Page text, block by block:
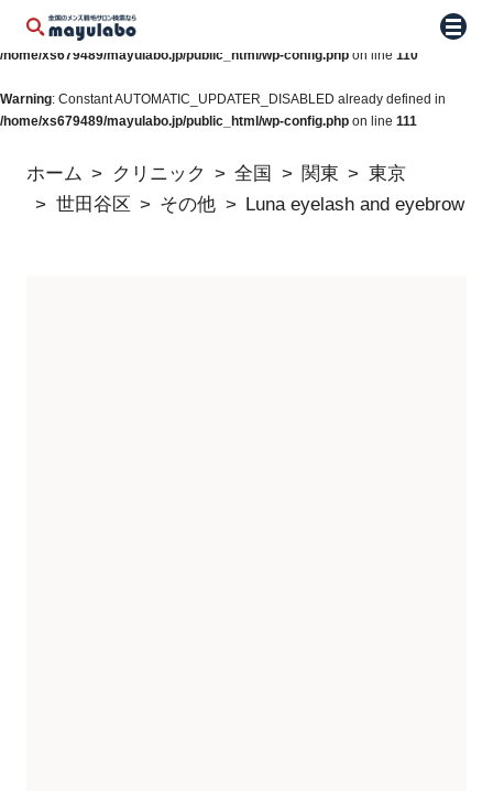
Warning: Constant WP_AUTO_UPDATE_CORE already defined in
/home/xs679489/mayulabo.jp/public_html/wp-config.php on line 110
Warning: Constant AUTOMATIC_UPDATER_DISABLED already defined in
/home/xs679489/mayulabo.jp/public_html/wp-config.php on line 111
メニ
ホーム クリニック 全国 関東
東京
世田谷区
その他 Luna eyelash and eyebrow